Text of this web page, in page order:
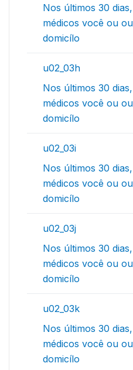
Nos últimos 30
médicos você ou
domicílo
u02_03h
Nos últimos 30
médicos você ou
domicílo
u02_03i
Nos últimos 30
médicos você ou
domicílo
u02_03j
Nos últimos 30
médicos você ou
domicílo
u02_03k
Nos últimos 30
médicos você ou
domicílo